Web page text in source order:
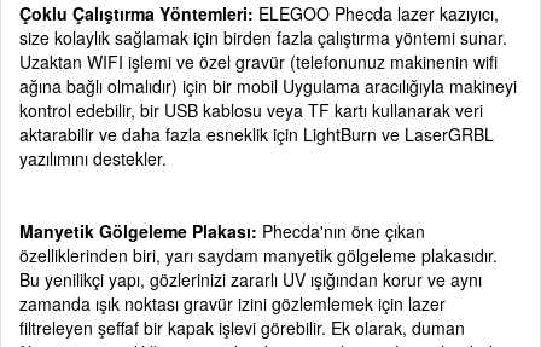
Çoklu Çalıştırma Yöntemleri: ELEGOO Phecda lazer kazıyıcı,
size kolaylık sağlamak için birden fazla çalıştırma yöntemi sunar.
Uzaktan WIFI işlemi ve özel gravür (telefonunuz makinenin wifi
ağına bağlı olmalıdır) için bir mobil Uygulama aracılığıyla makineyi
kontrol edebilir, bir USB kablosu veya TF kartı kullanarak veri
aktarabilir ve daha fazla esneklik için LightBurn ve LaserGRBL
yazılımını destekler.
Manyetik Gölgeleme Plakası: Phecda'nın öne çıkan
özelliklerinden biri, yarı saydam manyetik gölgeleme plakasıdır.
Bu yenilikçi yapı, gözlerinizi zararlı UV ışığından korur ve aynı
zamanda ışık noktası gravür izini gözlemlemek için lazer
filtreleyen şeffaf bir kapak işlevi görebilir. Ek olarak, duman